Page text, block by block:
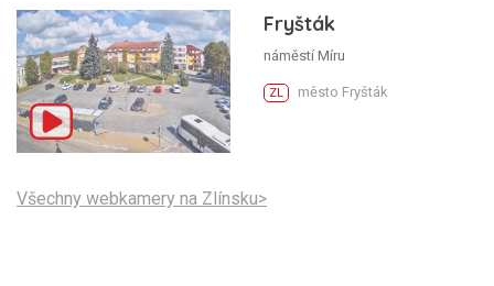
Fryšták
náměstí Míru
ZL město Fryšták
Všechny webkamery na Zlínsku>